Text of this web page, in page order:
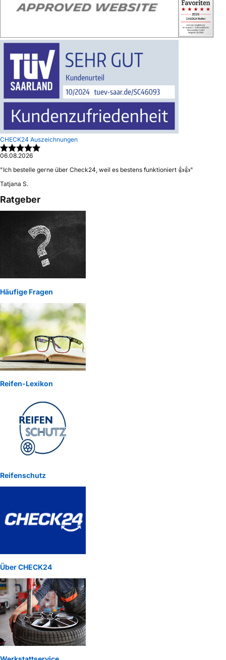
CHECK24 Auszeichnungen
06.08.2026
"Ich bestelle gerne über Check24, weil es bestens funktioniert 👍👍"
Tatjana S.
Ratgeber
Häufige Fragen
Reifen-Lexikon
Reifenschutz
Über CHECK24